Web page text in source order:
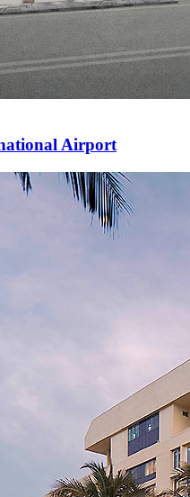
Airport